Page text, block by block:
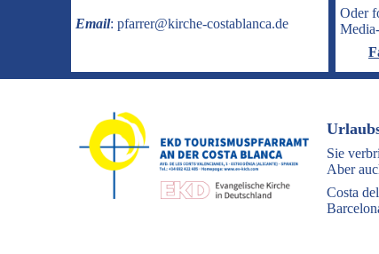
Email: pfarrer@kirche-costablanca.de
Oder
Sie
Aber
Costa